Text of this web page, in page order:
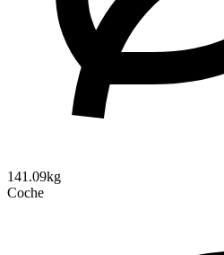
141.09kg
Coche